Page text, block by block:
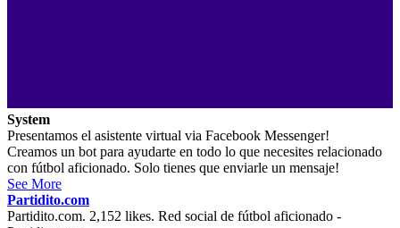
System
Presentamos el asistente virtual via Facebook Messenger!
Creamos un bot para ayudarte en todo lo que necesites relacionado
con fútbol aficionado. Solo tienes que enviarle un mensaje!
See More
Partidito.com
Partidito.com. 2,152 likes. Red social de fútbol aficionado -